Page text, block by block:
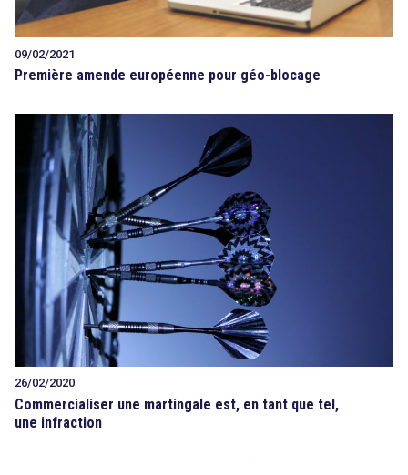
09/02/2021
Première amende européenne pour géo-blocage
26/02/2020
Commercialiser une martingale est, en tant que tel,
une infraction
search